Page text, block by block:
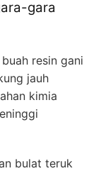
gara
resin gani
jauh
kimia
bulat teruk